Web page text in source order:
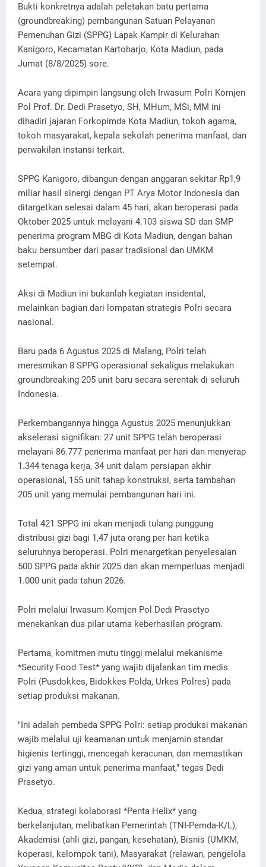
Bukti konkretnya adalah peletakan batu pertama
(groundbreaking) pembangunan Satuan Pelayanan
Pemenuhan Gizi (SPPG) Lapak Kampir di Kelurahan
Kanigoro, Kecamatan Kartoharjo, Kota Madiun, pada
Jumat (8/8/2025) sore.
Acara yang dipimpin langsung oleh Irwasum Polri Komjen
Pol Prof. Dr. Dedi Prasetyo, SH, MHum, MSi, MM ini
dihadiri jajaran Forkopimda Kota Madiun, tokoh agama,
tokoh masyarakat, kepala sekolah penerima manfaat, dan
perwakilan instansi terkait.
SPPG Kanigoro, dibangun dengan anggaran sekitar Rp1,9
miliar hasil sinergi dengan PT Arya Motor Indonesia dan
ditargetkan selesai dalam 45 hari, akan beroperasi pada
Oktober 2025 untuk melayani 4.103 siswa SD dan SMP
penerima program MBG di Kota Madiun, dengan bahan
baku bersumber dari pasar tradisional dan UMKM
setempat.
Aksi di Madiun ini bukanlah kegiatan insidental,
melainkan bagian dari lompatan strategis Polri secara
nasional.
Baru pada 6 Agustus 2025 di Malang, Polri telah
meresmikan 8 SPPG operasional sekaligus melakukan
groundbreaking 205 unit baru secara serentak di seluruh
Indonesia.
Perkembangannya hingga Agustus 2025 menunjukkan
akselerasi signifikan: 27 unit SPPG telah beroperasi
melayani 86.777 penerima manfaat per hari dan menyerap
1.344 tenaga kerja, 34 unit dalam persiapan akhir
operasional, 155 unit tahap konstruksi, serta tambahan
205 unit yang memulai pembangunan hari ini.
Total 421 SPPG ini akan menjadi tulang punggung
distribusi gizi bagi 1,47 juta orang per hari ketika
seluruhnya beroperasi. Polri menargetkan penyelesaian
500 SPPG pada akhir 2025 dan akan memperluas menjadi
1.000 unit pada tahun 2026.
Polri melalui Irwasum Komjen Pol Dedi Prasetyo
menekankan dua pilar utama keberhasilan program.
Pertama, komitmen mutu tinggi melalui mekanisme
*Security Food Test* yang wajib dijalankan tim medis
Polri (Pusdokkes, Bidokkes Polda, Urkes Polres) pada
setiap produksi makanan.
"Ini adalah pembeda SPPG Polri: setiap produksi makanan
wajib melalui uji keamanan untuk menjamin standar
higienis tertinggi, mencegah keracunan, dan memastikan
gizi yang aman untuk penerima manfaat," tegas Dedi
Prasetyo.
Kedua, strategi kolaborasi *Penta Helix* yang
berkelanjutan, melibatkan Pemerintah (TNI-Pemda-K/L),
Akademisi (ahli gizi, pangan, kesehatan), Bisnis (UMKM,
koperasi, kelompok tani), Masyarakat (relawan, pengelola